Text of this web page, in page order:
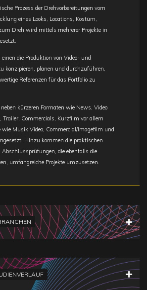
Prozess der Drehvorbereitungen vom
eines Looks, Locations, Kostüm,
Dreh wird mittels mehrerer Projekte in
die Produktion von Video- und
konzipieren, planen und durchzuführen,
Referenzen für das Portfolio zu
kürzeren Formaten wie News, Video
Trailer, Commercials, Kurzfilm vor allem
wie Musik Video, Commercial/Imagefilm und
Hinzu kommen die praktischen
die ebenfalls die
umfangreiche Projekte umzusetzen.